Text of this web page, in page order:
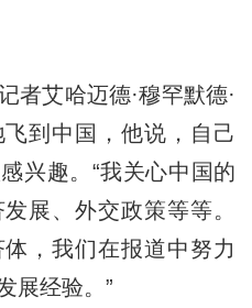
艾哈迈德·穆罕默德·
到中国，他说，自己
兴趣。“我关心中国的
展、外交政策等等。
，我们在报道中努力
展经验。”